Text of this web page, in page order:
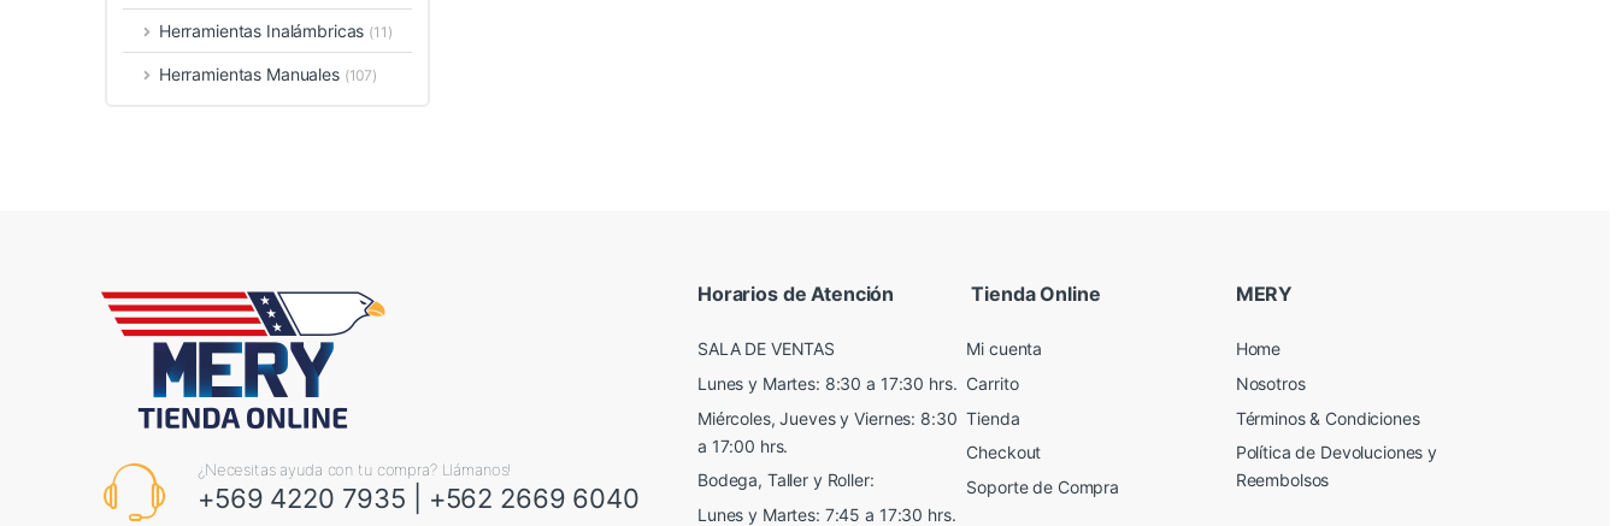
Herramientas Inalámbricas (11)
Herramientas Manuales (107)
¿Necesitas ayuda con tu compra? Llámanos!
+569 4220 7935 +562 2669 6040
Horarios de Atención
SALA DE VENTAS
Lunes y Martes: 8:30 a 17:30 hrs.
Miércoles, Jueves y Viernes: 8:30
a 17:00 hrs.
Bodega, Taller y Roller:
Lunes y Martes: 7:45 a 17:30 hrs.
Tienda Online
Mi cuenta
Carrito
Tienda
Checkout
Soporte de Compra
MERY
Home
Nosotros
Términos & Condiciones
Política de Devoluciones y
Reembolsos